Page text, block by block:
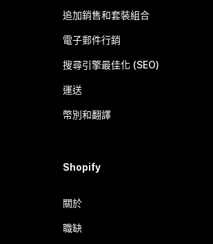
追加銷售和套裝組合
電子郵件行銷
搜尋引擎最佳化 (SEO)
運送
幣別和翻譯
Shopify
關於
職缺